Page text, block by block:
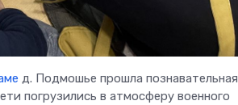
д. Подмошье прошла познавательная
погрузились в атмосферу военного